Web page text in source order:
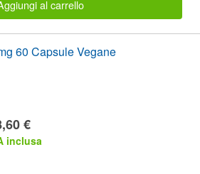
al carrello
60 Capsule Vegane
€
inclusa